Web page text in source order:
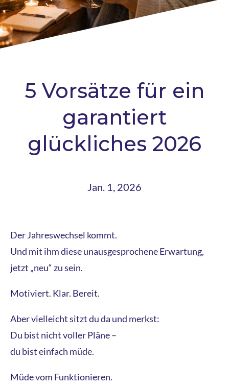
5 Vorsätze für ein
garantiert
glückliches 2026
Jan. 1, 2026
Der Jahreswechsel kommt.
Und mit ihm diese unausgesprochene Erwartung,
jetzt „neu“ zu sein.
Motiviert. Klar. Bereit.
Aber vielleicht sitzt du da und merkst:
Du bist nicht voller Pläne –
du bist einfach müde.
Müde vom Funktionieren.